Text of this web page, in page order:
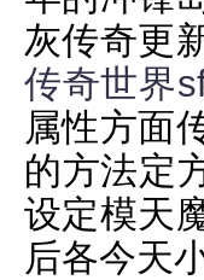
灰传奇更
传奇世界
属性方面
的方法定
设定模天
后各今天